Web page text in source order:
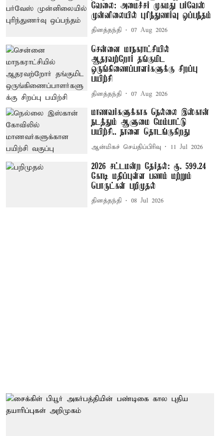
வேலை: அமைச்சர் முகமது பர்வேஸ்
முன்னிலையில் புரிந்துணர்வு ஒப்பந்தம்
தினத்தந்தி 07 Aug 2026
சென்னை மாநகராட்சியில்
ஆதரவற்றோர் தங்குமிட
ஒருங்கிணைப்பாளர்களுக்கு சிறப்பு
பயிற்சி
தினத்தந்தி 07 Aug 2026
மாணவர்களுக்காக நெல்லை இஸ்கான்
நடத்தும் ஆளுமை மேம்பாட்டு
பயிற்சி.. நாளை தொடங்குகிறது
ஆன்மிகச் செய்திப்பிரிவு 11 Jul 2026
2026 சட்டமன்ற தேர்தல்: ரூ. 599.24
கோடி மதிப்புள்ள பணம் மற்றும்
பொருட்கள் பறிமுதல்
தினத்தந்தி 08 Jul 2026